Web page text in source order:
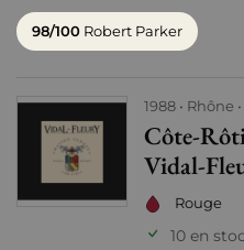
98/100 Robert Parker
1988 Rhône
Côte-
Vidal-
Rouge
10 en